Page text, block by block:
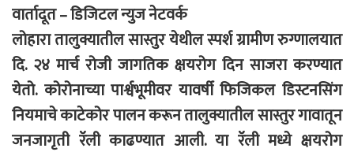
वार्तादूत – डिजिटल न्युज नेटवर्क
लोहारा तालुक्यातील सास्तुर येथील स्पर्श ग्रामीण रुग्णालयात
दि. २४ मार्च रोजी जागतिक क्षयरोग दिन साजरा करण्यात
येतो. कोरोनाच्या पार्श्वभूमीवर यावर्षी फिजिकल डिस्टनसिंग
नियमाचे काटेकोर पालन करून तालुक्यातील सास्तुर गावातून
जनजागृती रॅली काढण्यात आली. या रॅली मध्ये क्षयरोग